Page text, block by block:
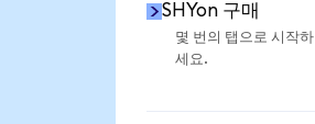
SHYon 구매
몇 번의 탭으로 시작하
세요.